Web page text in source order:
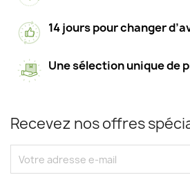
14 jours pour changer
Une sélection unique de
Recevez nos offres